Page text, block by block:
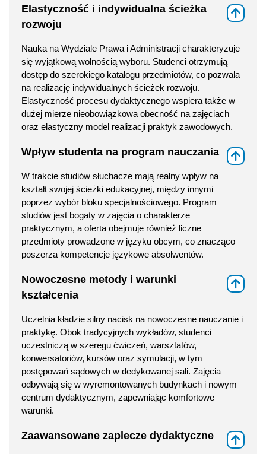
Elastyczność i indywidualna ścieżka
rozwoju
Nauka na Wydziale Prawa i Administracji charakteryzuje
się wyjątkową wolnością wyboru. Studenci otrzymują
dostęp do szerokiego katalogu przedmiotów, co pozwala
na realizację indywidualnych ścieżek rozwoju.
Elastyczność procesu dydaktycznego wspiera także w
dużej mierze nieobowiązkowa obecność na zajęciach
oraz elastyczny model realizacji praktyk zawodowych.
Wpływ studenta na program nauczania
W trakcie studiów słuchacze mają realny wpływ na
kształt swojej ścieżki edukacyjnej, między innymi
poprzez wybór bloku specjalnościowego. Program
studiów jest bogaty w zajęcia o charakterze
praktycznym, a oferta obejmuje również liczne
przedmioty prowadzone w języku obcym, co znacząco
poszerza kompetencje językowe absolwentów.
Nowoczesne metody i warunki
kształcenia
Uczelnia kładzie silny nacisk na nowoczesne nauczanie i
praktykę. Obok tradycyjnych wykładów, studenci
uczestniczą w szeregu ćwiczeń, warsztatów,
konwersatoriów, kursów oraz symulacji, w tym
postępowań sądowych w dedykowanej sali. Zajęcia
odbywają się w wyremontowanych budynkach i nowym
centrum dydaktycznym, zapewniając komfortowe
warunki.
Zaawansowane zaplecze dydaktyczne